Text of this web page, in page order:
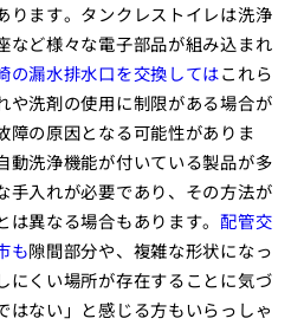
ります。タンクレストイレは洗浄
など様々な電子部品が組み込まれ
の漏水排水口を交換してはこれら
や洗剤の使用に制限がある場合が
障の原因となる可能性がありま
動洗浄機能が付いている製品が多
手入れが必要であり、その方法が
異なる場合もあります。 配管交
も隙間部分や、複雑な形状になっ
にくい場所が存在することに気づ
はない」と感じる方もいらっしゃ